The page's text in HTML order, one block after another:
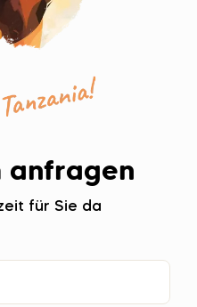
anfragen
für Sie da